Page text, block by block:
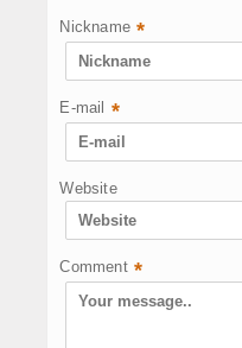
Nickname *
E-mail *
Website
Comment *